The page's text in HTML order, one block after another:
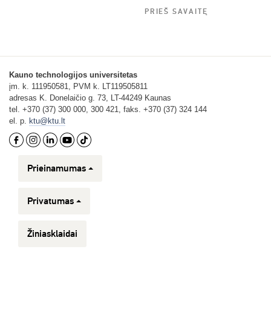
PRIEŠ SAVAITĘ
Kauno technologijos universitetas
įm. k. 111950581, PVM k. LT119505811
adresas K. Donelaičio g. 73, LT-44249 Kaunas
tel. +370 (37) 300 000, 300 421, faks. +370 (37) 324 144
el. p. ktu@ktu.lt
Prieinamumas
Privatumas
Žiniasklaidai